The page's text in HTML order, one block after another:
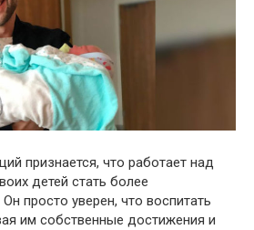
признается, что работает над
детей стать более
просто уверен, что воспитать
им собственные достижения и